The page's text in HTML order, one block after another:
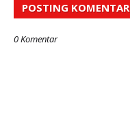
POSTING KOMENTAR
0 Komentar